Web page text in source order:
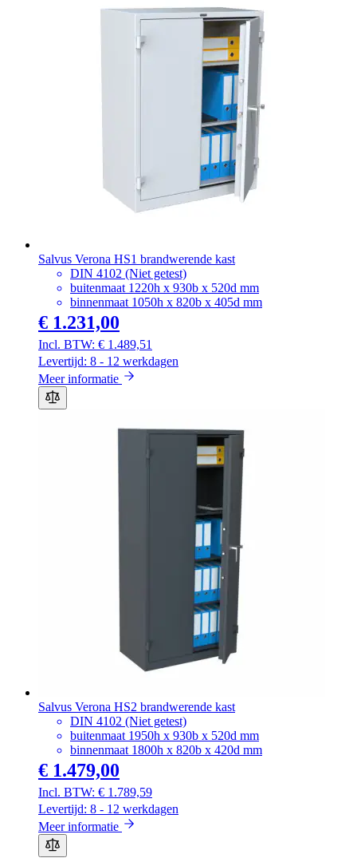
Salvus Verona HS1 brandwerende kast
DIN 4102 (Niet getest)
buitenmaat 1220h x 930b x 520d mm
binnenmaat 1050h x 820b x 405d mm
€ 1.489,51
€ 1.231,00
Levertijd: 8 - 12 werkdagen
Meer informatie
Salvus Verona HS2 brandwerende kast
DIN 4102 (Niet getest)
buitenmaat 1950h x 930b x 520d mm
binnenmaat 1800h x 820b x 420d mm
€ 1.789,59
€ 1.479,00
Levertijd: 8 - 12 werkdagen
Meer informatie